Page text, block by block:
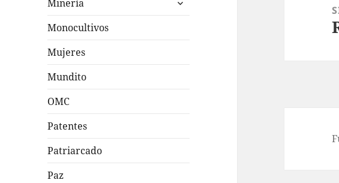
Minería
el
inferior
Monocultivos
Mujeres
Mundito
OMC
Patentes
Patriarcado
Paz